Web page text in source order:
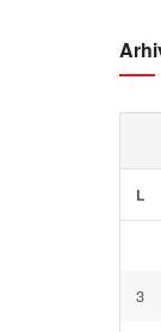
L
3